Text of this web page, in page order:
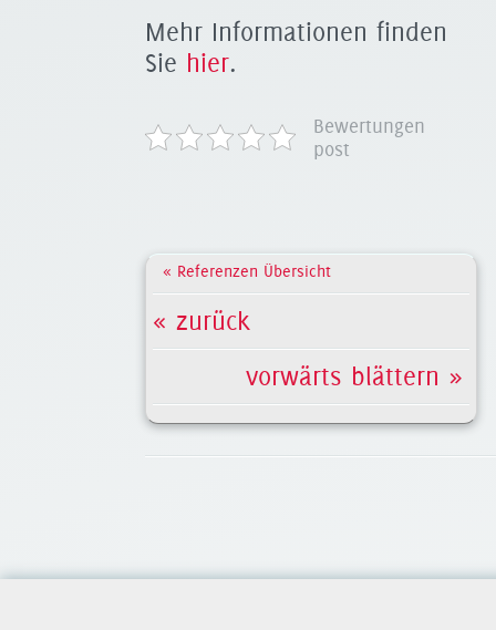
Mehr Informationen finden
Sie hier.
Bewertungen
post
« Referenzen Übersicht
« zurück
vorwärts blättern »